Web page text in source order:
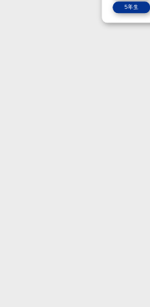
5年生